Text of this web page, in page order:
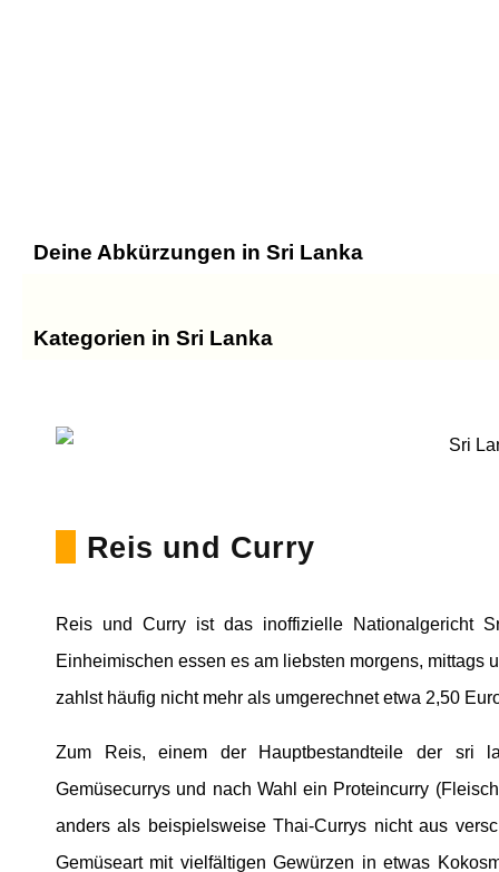
Deine Abkürzungen in Sri Lanka
Kategorien in Sri Lanka
Reis und Curry
Reis und Curry ist das inoffizielle Nationalgericht
Einheimischen essen es am liebsten morgens, mittags
zahlst häufig nicht mehr als umgerechnet etwa 2,50
Zum Reis, einem der Hauptbestandteile der sri
Gemüsecurrys und nach Wahl ein Proteincurry
anders als beispielsweise Thai-Currys nicht aus
Gemüseart mit vielfältigen Gewürzen in etwas